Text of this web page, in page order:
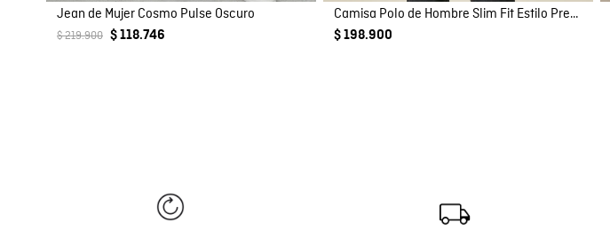
Jean de Mujer Cosmo Pulse Oscuro
$ 219.900 $ 118.746
Camisa Polo de Hombre Slim Fit Estilo Preppy con Pato de Colores Bordado en Mezcla de Algodón
$ 198.900